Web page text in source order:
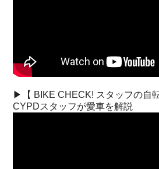
▶︎【 BIKE CHECK! スタッフの自
CYPDスタッフが愛車を解説